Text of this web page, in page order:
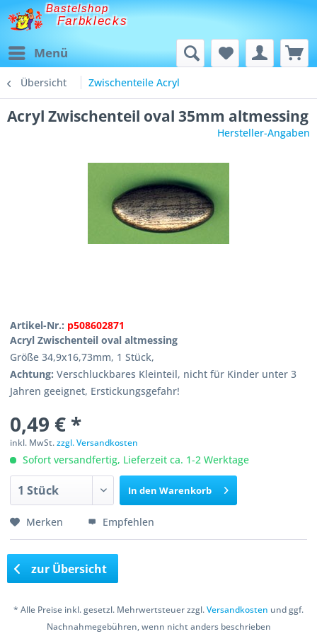
Bastelshop
Farbklecks
Menü
Übersicht Zwischenteile Acryl
Acryl Zwischenteil oval 35mm altmessing
Hersteller-Angaben
Artikel-Nr.: p508602871
Acryl Zwischenteil oval altmessing
Größe 34,9x16,73mm, 1 Stück,
Achtung: Verschluckbares Kleinteil, nicht für Kinder unter 3
Jahren geeignet, Erstickungsgefahr!
0,49 € *
inkl. MwSt.zzgl. Versandkosten
Sofort versandfertig, Lieferzeit ca. 1-2 Werktage
In den Warenkorb
Merken Empfehlen
zur Übersicht
* Alle Preise inkl. gesetzl. Mehrwertsteuer zzgl.Versandkosten und ggf.
Nachnahmegebühren, wenn nicht anders beschrieben